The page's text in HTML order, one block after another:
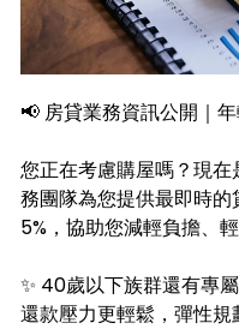
📢 房貸業務資訊公開｜
您正在考慮購屋嗎？現
務團隊為您提供最即時
5%，協助您減輕負擔、輕
✨ 40歲以下族群還有專
還款壓力更輕鬆，彈性規